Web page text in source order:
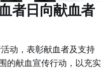
者日向献血者
动，表彰献血者及支持
的献血宣传行动，以充实